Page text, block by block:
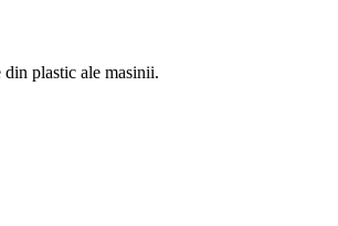
plastic ale masinii.